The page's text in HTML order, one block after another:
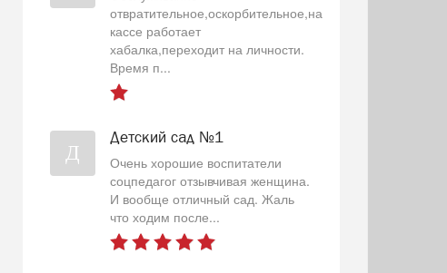
отвратительное,оскорбительное,на
кассе работает
хабалка,переходит на личности.
Время п...
Д
Детский сад №1
Очень хорошие воспитатели
соцпедагог отзывчивая женщина.
И вообще отличный сад. Жаль
что ходим после...